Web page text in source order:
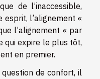
de l’inaccessible,
esprit, l’alignement «
l’alignement « par
qui expire le plus tôt,
en premier.
question de confort, il